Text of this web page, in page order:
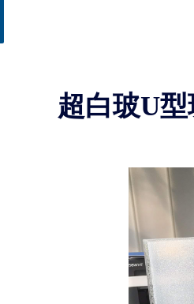
超白玻U型